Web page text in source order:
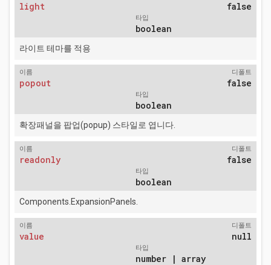
light false
타입
boolean
라이트 테마를 적용
이름
popout
디폴트
false
타입
boolean
확장패널을 팝업(popup) 스타일로 엽니다.
이름
readonly
디폴트
false
타입
boolean
Components.ExpansionPanels.
이름
value
디폴트
null
타입
number | array